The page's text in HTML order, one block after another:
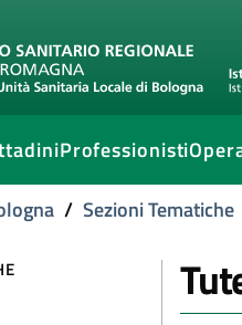
Professionisti
/ Sezioni Tematiche